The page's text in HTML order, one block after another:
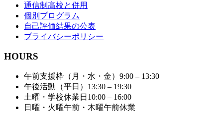
通信制高校と併用
個別プログラム
自己評価結果の公表
プライバシーポリシー
HOURS
午前支援枠（月・水・金） 9:00 – 13:30
午後活動（平日） 13:30 – 19:30
土曜・学校休業日 10:00 – 16:00
日曜・火曜午前・木曜午前休業